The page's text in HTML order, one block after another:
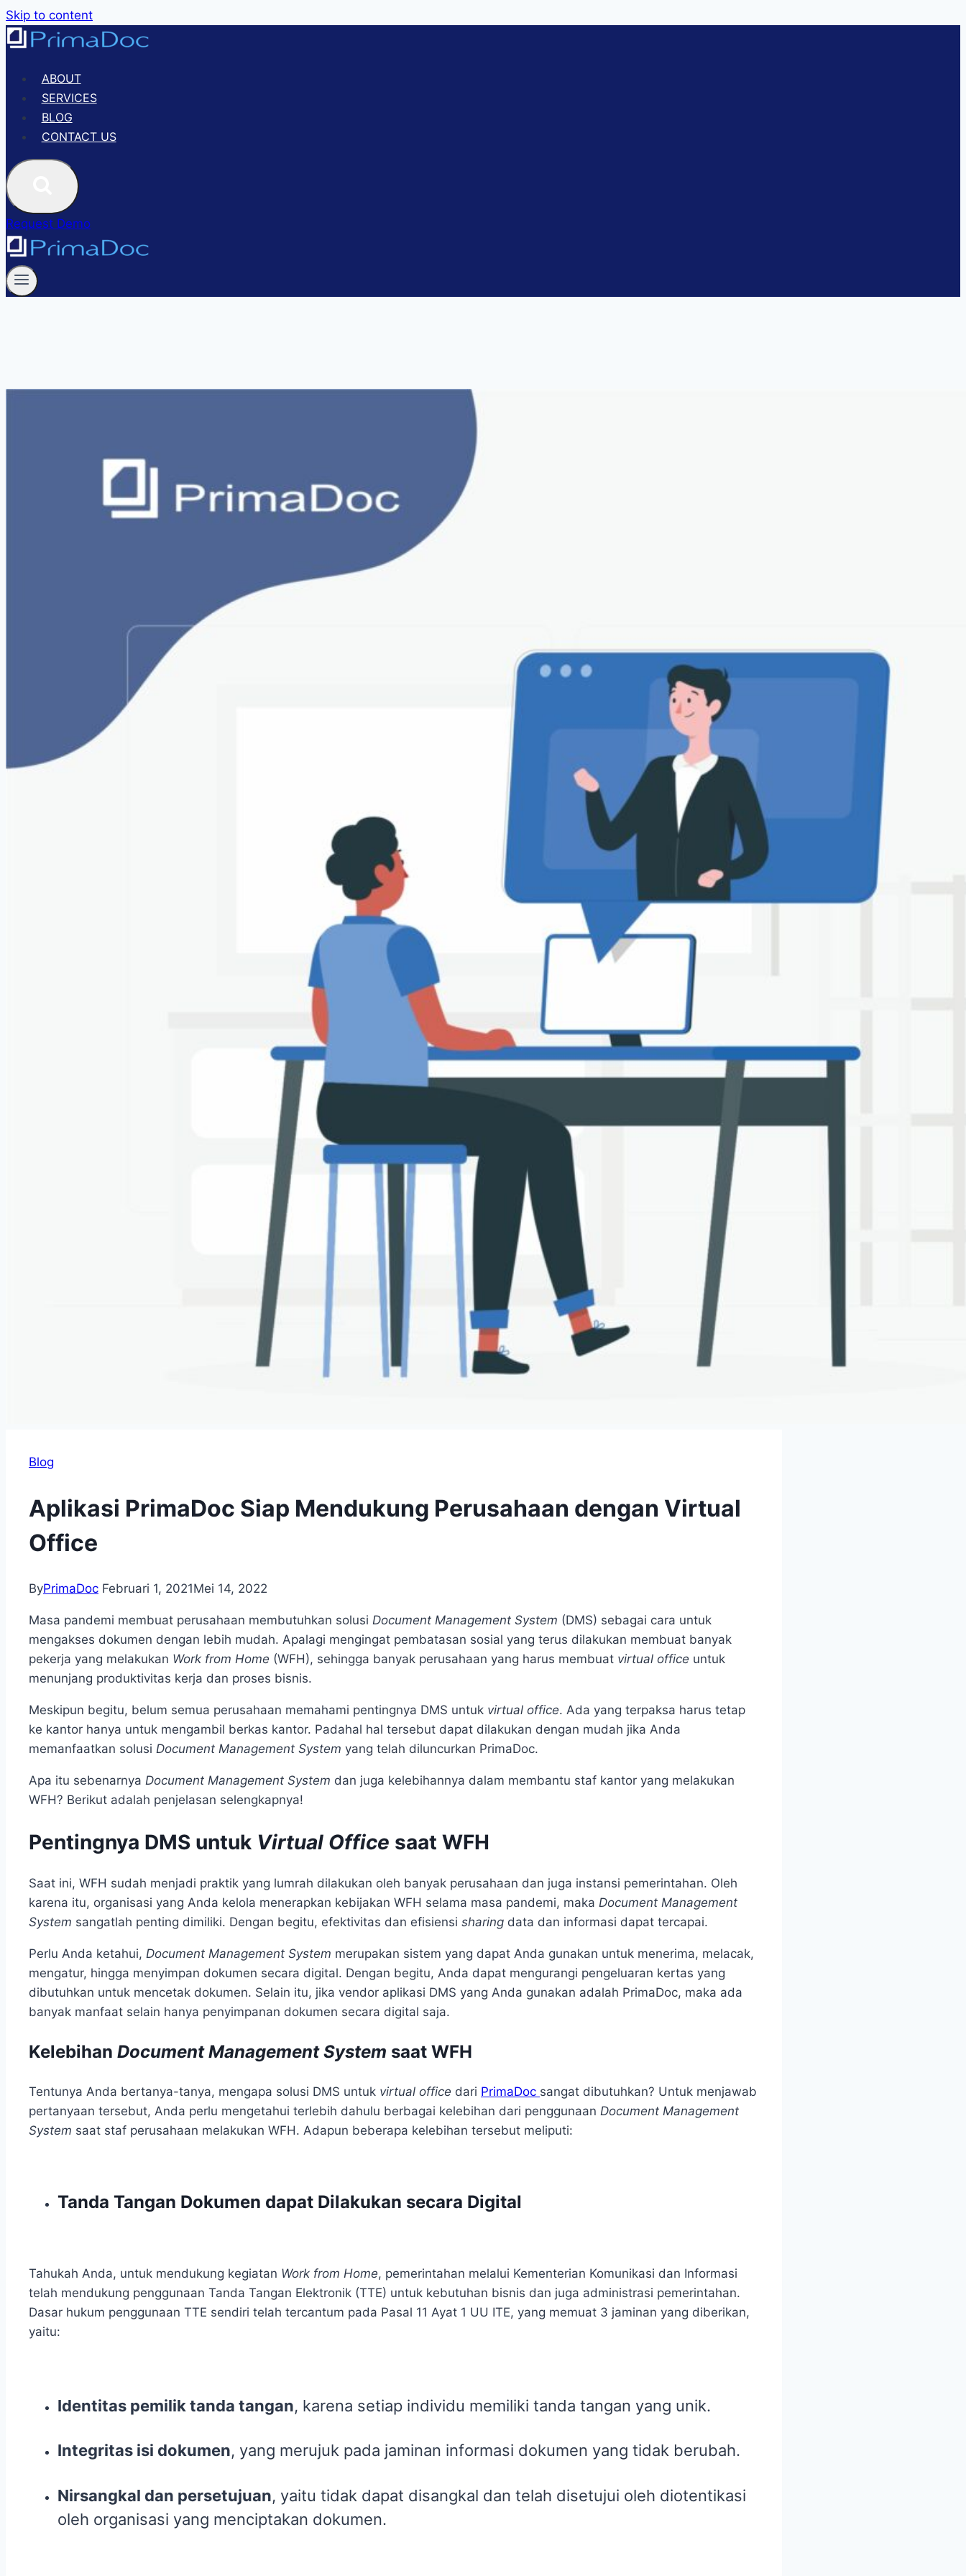
Skip to content
ABOUT
SERVICES
BLOG
CONTACT US
Request Demo
Blog
Aplikasi PrimaDoc Siap Mendukung Perusahaan dengan Virtual
Office
ByPrimaDoc Februari 1, 2021Mei 14, 2022
Masa pandemi membuat perusahaan membutuhkan solusi Document Management System (DMS) sebagai cara untuk
mengakses dokumen dengan lebih mudah. Apalagi mengingat pembatasan sosial yang terus dilakukan membuat banyak
pekerja yang melakukan Work from Home (WFH), sehingga banyak perusahaan yang harus membuat virtual office untuk
menunjang produktivitas kerja dan proses bisnis.
Meskipun begitu, belum semua perusahaan memahami pentingnya DMS untuk virtual office. Ada yang terpaksa harus tetap
ke kantor hanya untuk mengambil berkas kantor. Padahal hal tersebut dapat dilakukan dengan mudah jika Anda
memanfaatkan solusi Document Management System yang telah diluncurkan PrimaDoc.
Apa itu sebenarnya Document Management System dan juga kelebihannya dalam membantu staf kantor yang melakukan
WFH? Berikut adalah penjelasan selengkapnya!
Pentingnya DMS untuk Virtual Office saat WFH
Saat ini, WFH sudah menjadi praktik yang lumrah dilakukan oleh banyak perusahaan dan juga instansi pemerintahan. Oleh
karena itu, organisasi yang Anda kelola menerapkan kebijakan WFH selama masa pandemi, maka Document Management
System sangatlah penting dimiliki. Dengan begitu, efektivitas dan efisiensi sharing data dan informasi dapat tercapai.
Perlu Anda ketahui, Document Management System merupakan sistem yang dapat Anda gunakan untuk menerima, melacak,
mengatur, hingga menyimpan dokumen secara digital. Dengan begitu, Anda dapat mengurangi pengeluaran kertas yang
dibutuhkan untuk mencetak dokumen. Selain itu, jika vendor aplikasi DMS yang Anda gunakan adalah PrimaDoc, maka ada
banyak manfaat selain hanya penyimpanan dokumen secara digital saja.
Kelebihan Document Management System saat WFH
Tentunya Anda bertanya-tanya, mengapa solusi DMS untuk virtual office dari PrimaDoc sangat dibutuhkan? Untuk menjawab
pertanyaan tersebut, Anda perlu mengetahui terlebih dahulu berbagai kelebihan dari penggunaan Document Management
System saat staf perusahaan melakukan WFH. Adapun beberapa kelebihan tersebut meliputi:
Tanda Tangan Dokumen dapat Dilakukan secara Digital
Tahukah Anda, untuk mendukung kegiatan Work from Home, pemerintahan melalui Kementerian Komunikasi dan Informasi
telah mendukung penggunaan Tanda Tangan Elektronik (TTE) untuk kebutuhan bisnis dan juga administrasi pemerintahan.
Dasar hukum penggunaan TTE sendiri telah tercantum pada Pasal 11 Ayat 1 UU ITE, yang memuat 3 jaminan yang diberikan,
yaitu:
Identitas pemilik tanda tangan, karena setiap individu memiliki tanda tangan yang unik.
Integritas isi dokumen, yang merujuk pada jaminan informasi dokumen yang tidak berubah.
Nirsangkal dan persetujuan, yaitu tidak dapat disangkal dan telah disetujui oleh diotentikasi
oleh organisasi yang menciptakan dokumen.